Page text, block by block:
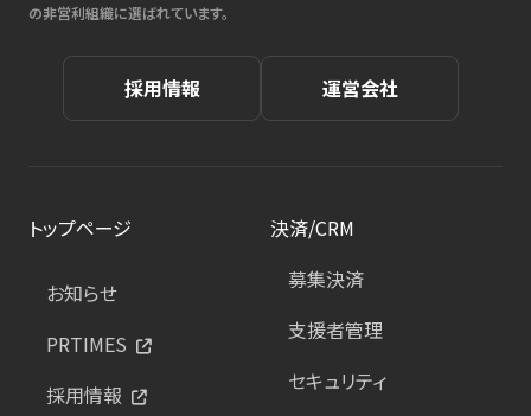
の非営利組織に選ばれています。
採用情報 運営会社
トップページ
お知らせ
PRTIMES
採用情報
決済/CRM
募集決済
支援者管理
セキュリティ